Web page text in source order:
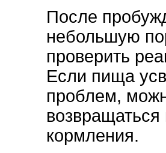
После
небольшую
проверить
Если пища
проблем,
кормления.